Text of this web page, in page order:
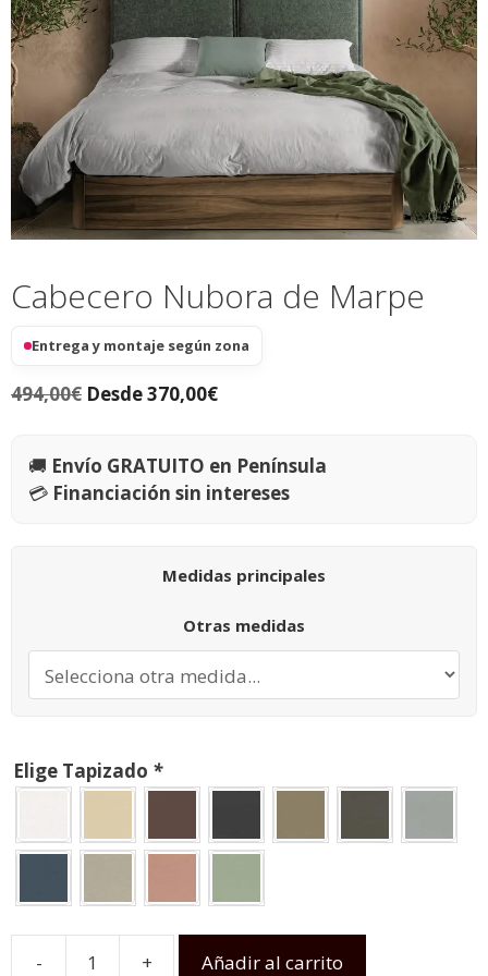
Cabecero Nubora de Marpe
Entrega y montaje según zona
494,00€ Desde370,00€
🚚 Envío GRATUITO en Península
💳 Financiación sin intereses
Medidas principales
Otras medidas
Elige Tapizado *
- + Añadir al carrito